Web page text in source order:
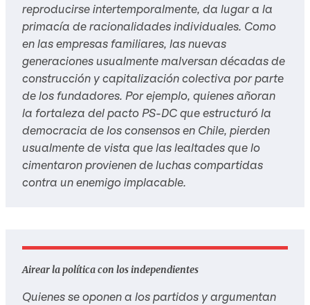
reproducirse intertemporalmente, da lugar a la
primacía de racionalidades individuales. Como
en las empresas familiares, las nuevas
generaciones usualmente malversan décadas de
construcción y capitalización colectiva por parte
de los fundadores. Por ejemplo, quienes añoran
la fortaleza del pacto PS-DC que estructuró la
democracia de los consensos en Chile, pierden
usualmente de vista que las lealtades que lo
cimentaron provienen de luchas compartidas
contra un enemigo implacable.
Airear la política con los independientes
Quienes se oponen a los partidos y argumentan